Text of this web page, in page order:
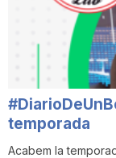
a
temporada
Acabem la